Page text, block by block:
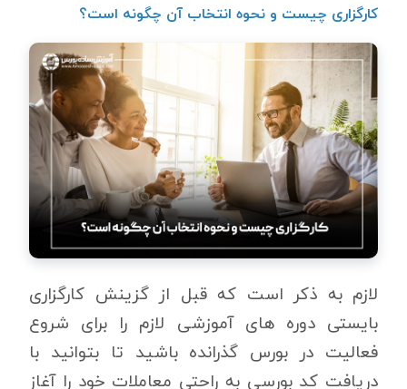
کارگزاری چیست و نحوه انتخاب آن چگونه است؟
لازم به ذکر است که قبل از گزینش کارگزاری
بایستی دوره های آموزشی لازم را برای شروع
فعالیت در بورس گذرانده باشید تا بتوانید با
دریافت کد بورسی به راحتی معاملات خود را آغاز